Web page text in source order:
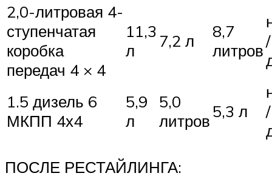
2,0-литровая 4-
ступенчатая
коробка
передач 4 × 4
11,3
л
7,2 л
8,7
литров/
1.5 дизель 6
МКПП 4х4
5,9
л
5,0
литров5,3 л
/
ПОСЛЕ РЕСТАЙЛИНГА: